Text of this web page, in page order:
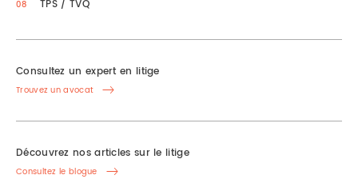
TPS / TVQ
Consultez un expert en litige
Trouvez un avocat
Découvrez nos articles sur le litige
Consultez le blogue